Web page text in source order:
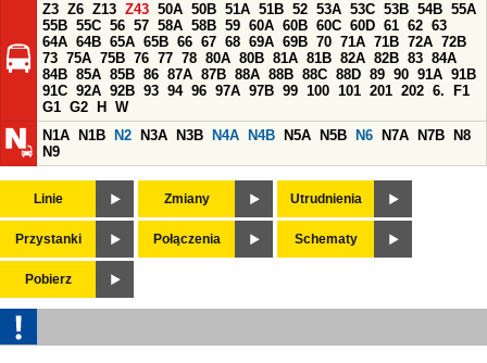
Z3 Z6 Z13 Z43 50A 50B 51A 51B 52 53A 53C 53B 54B 55A
55B 55C 56 57 58A 58B 59 60A 60B 60C 60D 61 62 63
64A 64B 65A 65B 66 67 68 69A 69B 70 71A 71B 72A 72B
73 75A 75B 76 77 78 80A 80B 81A 81B 82A 82B 83 84A
84B 85A 85B 86 87A 87B 88A 88B 88C 88D 89 90 91A 91B
91C 92A 92B 93 94 96 97A 97B 99 100 101 201 202 6.
F1
G1 G2 H
W
N1A
N1B N2 N3A N3B N4A N4B N5A N5B N6 N7A N7B
N8
N9
Linie Zmiany Utrudnienia
Przystanki Połączenia Schematy
Pobierz